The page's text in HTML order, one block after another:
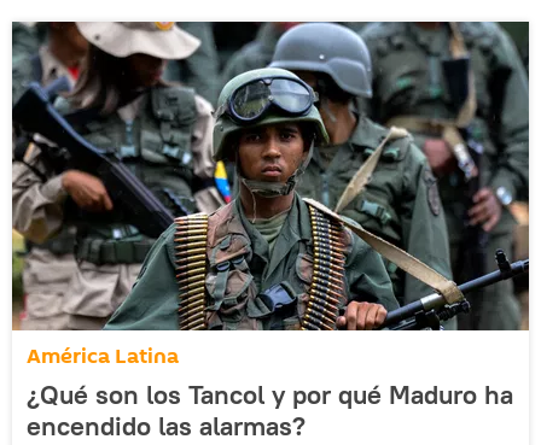
América Latina
¿Qué son los Tancol y por qué Maduro ha
encendido las alarmas?